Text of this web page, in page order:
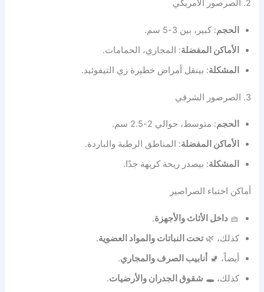
2. الصرصور الأمريكي
الحجم: كبير، بين 3-5 سم.
الأماكن المفضلة: المجاري، الحمامات.
المشكلة: بينقل أمراض خطيرة زي التيفوئيد.
3. الصرصور الشرقي
الحجم: متوسط، حوالي 2-2.5 سم.
الأماكن المفضلة: المناطق الرطبة والباردة.
المشكلة: بيصدر ريحة كريهة جدًا.
أماكن اختباء الصراصير
🧺داخل الأثاث والأجهزة.
كذلك، 🌿تحت النباتات والمواد العضوية.
أيضاً، 🚽 أنابيب الصرف والمجاري.
كذلك، 🕳️ شقوق الجدران والأرضيات.